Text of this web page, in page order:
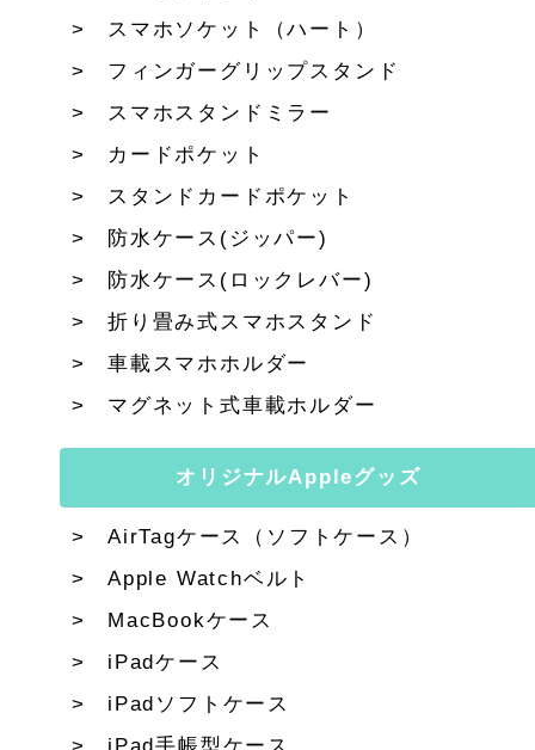
スマホソケット（ハート）
フィンガーグリップスタンド
スマホスタンドミラー
カードポケット
スタンドカードポケット
防水ケース(ジッパー)
防水ケース(ロックレバー)
折り畳み式スマホスタンド
車載スマホホルダー
マグネット式車載ホルダー
オリジナルAppleグッズ
AirTagケース（ソフトケース）
Apple Watchベルト
MacBookケース
iPadケース
iPadソフトケース